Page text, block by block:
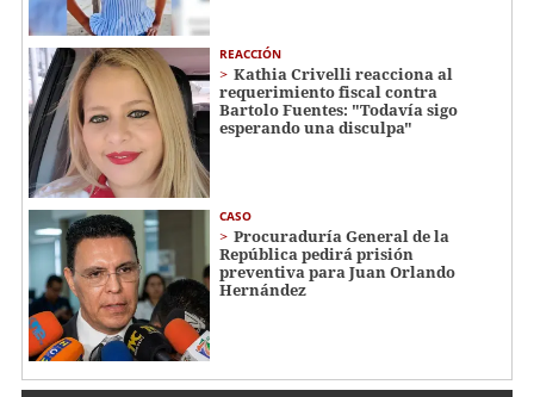
REACCIÓN
Kathia Crivelli reacciona al
requerimiento fiscal contra
Bartolo Fuentes: "Todavía sigo
esperando una disculpa"
CASO
Procuraduría General de la
República pedirá prisión
preventiva para Juan Orlando
Hernández